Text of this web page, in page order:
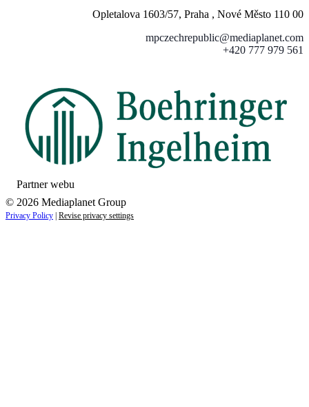
Opletalova 1603/57, Praha , Nové Město 110 00
mpczechrepublic@mediaplanet.com
+420 777 979 561
Partner webu
© 2026 Mediaplanet Group
Privacy Policy | Revise privacy settings